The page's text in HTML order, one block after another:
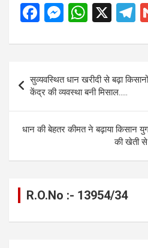
F
ce
b
o
o
k
M
se
g
er
W
at
s
A
p
p
X
T
e
a
navigation
सुव्यवस्थित धान खरीदी से बढ़ा
केंद्र की व्यवस्था बनी मिसाल…..
धान की बेहतर कीमत ने बढ़ाया किसान
की खेती से
R.O.No :- 13954/34